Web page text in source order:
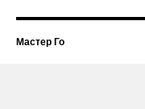
Мастер Го